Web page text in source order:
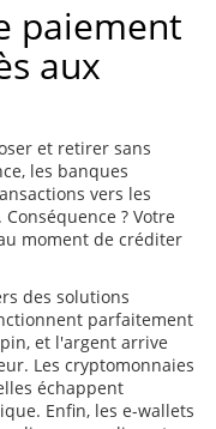
paiement
aux
et retirer sans
les banques
vers les
? Votre
moment de créditer
des solutions
parfaitement
et l'argent arrive
Les cryptomonnaies
échappent
Enfin, les e-wallets